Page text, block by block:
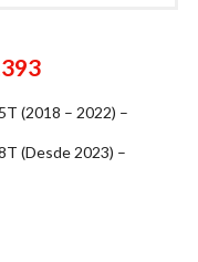
(2018 – 2022) –
(Desde 2023) –